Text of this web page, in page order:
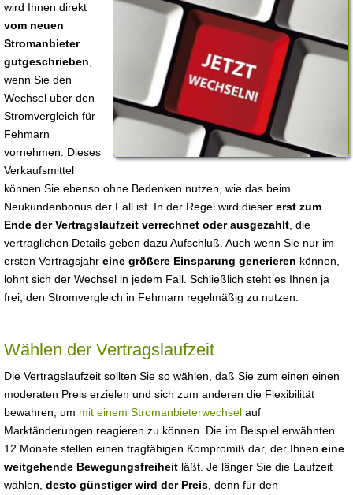
wird Ihnen direkt
vom neuen
Stromanbieter
gutgeschrieben
wenn Sie den
Wechsel über den
Stromvergleich für
Fehmarn
vornehmen. Dieses
Verkaufsmittel
können Sie ebenso ohne Bedenken nutzen, wie das beim
Neukundenbonus der Fall ist. In der Regel wird dieser erst zum
Ende der Vertragslaufzeit verrechnet oder ausgezahlt , die
vertraglichen Details geben dazu Aufschluß. Auch wenn Sie nur im
ersten Vertragsjahr eine größere Einsparung generieren können,
lohnt sich der Wechsel in jedem Fall. Schließlich steht es Ihnen ja
frei, den Stromvergleich in Fehmarn regelmäßig zu nutzen.
Wählen der Vertragslaufzeit
Die Vertragslaufzeit sollten Sie so wählen, daß Sie zum einen einen
moderaten Preis erzielen und sich zum anderen die Flexibilität
bewahren, um mit einem Stromanbieterwechsel auf
Marktänderungen reagieren zu können. Die im Beispiel erwähnten
12 Monate stellen einen tragfähigen Kompromiß dar, der Ihnen eine
weitgehende Bewegungsfreiheit läßt. Je länger Sie die Laufzeit
wählen, desto günstiger wird der Preis , denn für den